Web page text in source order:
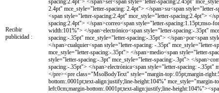
Recibir
publicidad :